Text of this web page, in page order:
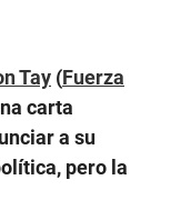
Tay (Fuerza
carta
a su
pero la